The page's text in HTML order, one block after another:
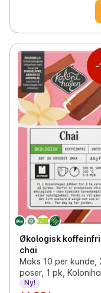
-
Økologisk koffeinfri
chai
Maks 10 per kunde,
poser, 1 pk,
Ny!